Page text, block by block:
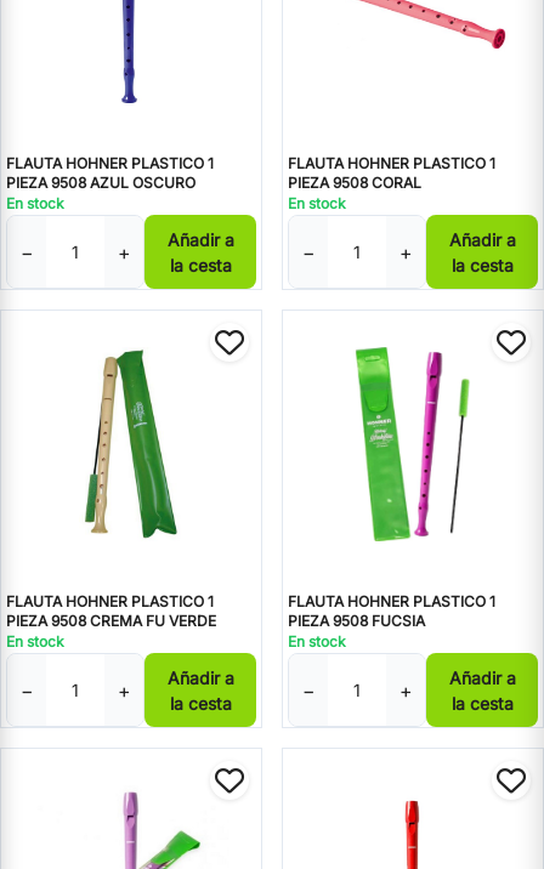
FLAUTA HOHNER PLASTICO 1
PIEZA 9508 AZUL OSCURO
En stock
− +
Añadir a
la cesta
FLAUTA HOHNER PLASTICO 1
PIEZA 9508 CORAL
En stock
− +
Añadir a
la cesta
FLAUTA HOHNER PLASTICO 1
PIEZA 9508 CREMA FU VERDE
En stock
− +
Añadir a
la cesta
FLAUTA HOHNER PLASTICO 1
PIEZA 9508 FUCSIA
En stock
− +
Añadir a
la cesta